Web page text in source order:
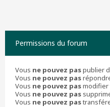
Permissions du forum
Vous ne pouvez paspublier
Vous ne pouvez pas
Vous ne pouvez pasmodifier
Vous ne pouvez pas
Vous ne pouvez pas